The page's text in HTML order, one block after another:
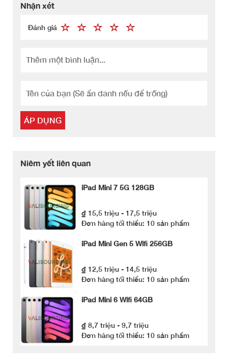
Nhận xét
Đánh giá
ÁP DỤNG
Niêm yết liên quan
iPad Mini 7 5G 128GB
₫ 15,5 triệu - 17,5 triệu
Đơn hàng tối thiểu: 10 sản phẩm
iPad Mini Gen 5 Wifi 256GB
₫ 12,5 triệu - 14,5 triệu
Đơn hàng tối thiểu: 10 sản phẩm
iPad Mini 6 Wifi 64GB
₫ 8,7 triệu - 9,7 triệu
Đơn hàng tối thiểu: 10 sản phẩm